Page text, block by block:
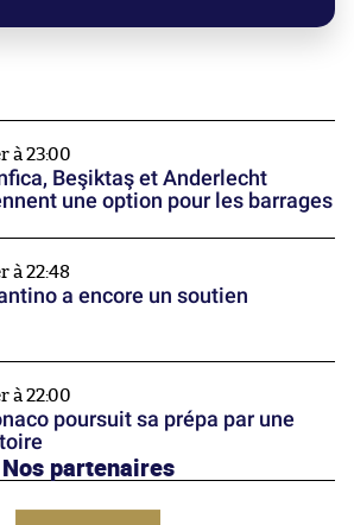
à 23:00
Beşiktaş et Anderlecht
une option pour les barrages
à 22:48
a encore un soutien
à 22:00
poursuit sa prépa par une
Nos partenaires